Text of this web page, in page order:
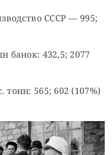
СССР — 995;
банок: 432,5; 2077
565; 602 (107%)